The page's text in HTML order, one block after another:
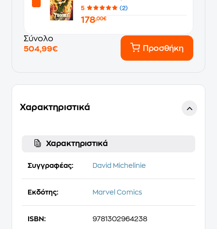
5 (2)
178,00€
Σύνολο
504,99€
Προσθήκη
Χαρακτηριστικά
Χαρακτηριστικά
Συγγραφέας: David Michelinie
Εκδότης: Marvel Comics
ISBN: 9781302964238